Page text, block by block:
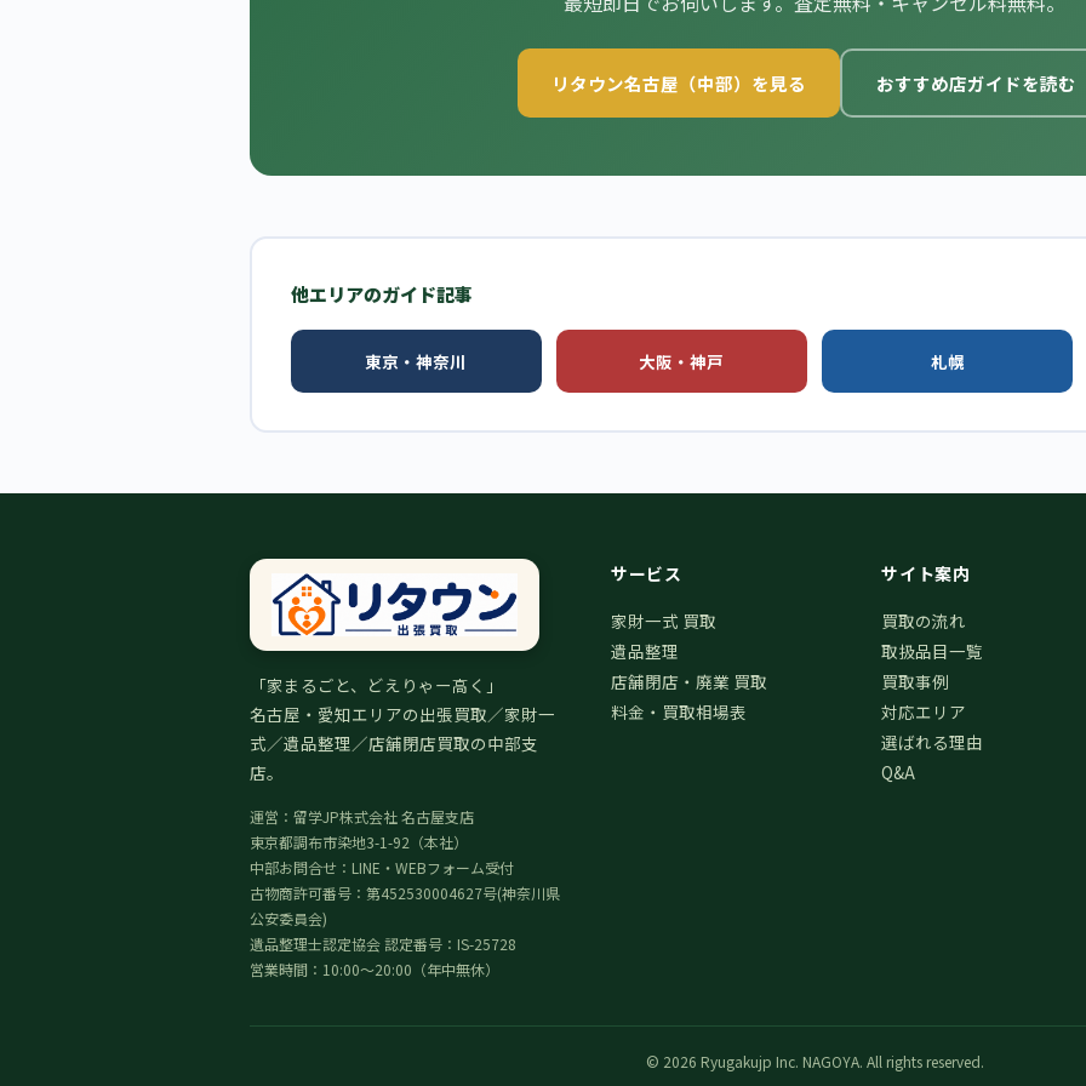
リタウン名古屋（中部）を見る おすすめ店ガイドを読む
他エリアのガイド記事
東京・神奈川 大阪・神戸 札幌
「家まるごと、どえりゃー高く」
名古屋・愛知エリアの出張買取／家財一
式／遺品整理／店舗閉店買取の中部支
店。
運営：留学JP株式会社 名古屋支店
東京都調布市染地3-1-92（本社）
中部お問合せ：LINE・WEBフォーム受付
古物商許可番号：第452530004627号(神奈川県
公安委員会)
遺品整理士認定協会 認定番号：IS-25728
営業時間：10:00〜20:00（年中無休）
サービス
家財一式 買取
遺品整理
店舗閉店・廃業 買取
料金・買取相場表
サイト案内
買取の流れ
取扱品目一覧
買取事例
対応エリア
選ばれる理由
Q&A
© 2026 Ryugakujp Inc. NAGOYA. All rights reserved.